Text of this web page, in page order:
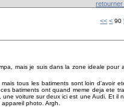
retourner
<< < 10
20
30
40
50
60
70
80
90
mais je suis dans la zone ideale
tous les batiments sont loin d'avoir
batiments ont quand meme deja ete
une voiture sur deux ici est une Audi. Et
photo. Argh.